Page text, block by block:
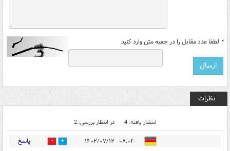
* لطفا عدد مقابل را در جعبه متن وارد کنید
نظرات
انتشار یافته: 4 در انتظار بررسی: 2
۰۸:۰۴ - ۱۴۰۲/۰۷/۱۲ 0 پاسخ